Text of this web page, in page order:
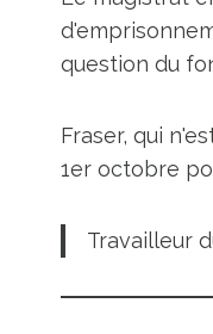
question du
Fraser, qui
1er octobre
Travailleur